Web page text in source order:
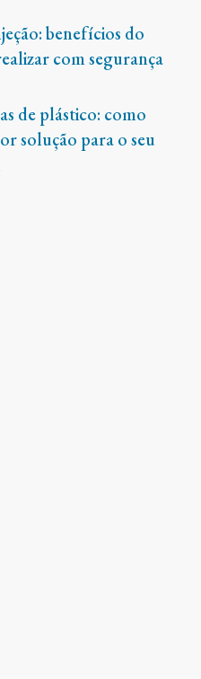
benefícios do
com segurança
de plástico: como
solução para o seu